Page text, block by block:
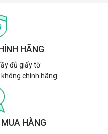
HÃNG
đủ giấy tờ
chính hãng
HÀNG